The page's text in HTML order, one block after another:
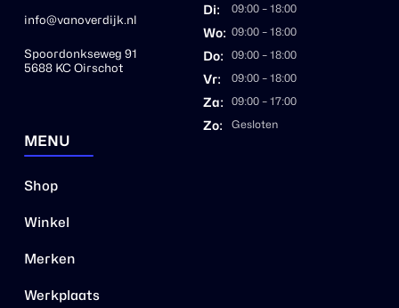
info@vanoverdijk.nl
Spoordonkseweg 91
5688 KC Oirschot
Di: 09:00 – 18:00
Wo: 09:00 – 18:00
Do: 09:00 – 18:00
Vr: 09:00 – 18:00
Za: 09:00 – 17:00
Zo: Gesloten
MENU
Shop
Winkel
Merken
Werkplaats